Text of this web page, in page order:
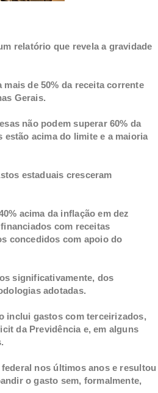
relatório que revela a gravidade
de 50% da receita corrente
Gerais.
não podem superar 60% da
acima do limite e a maioria
estaduais cresceram
acima da inflação em dez
com receitas
concedidos com apoio do
significativamente, dos
adotadas.
inclui gastos com terceirizados,
da Previdência e, em alguns
nos últimos anos e resultou
o gasto sem, formalmente,